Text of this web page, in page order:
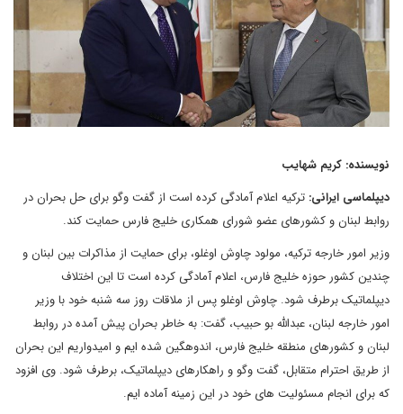
نویسنده: کریم شهایب
دیپلماسی ایرانی: ترکیه اعلام آمادگی کرده است از گفت وگو برای حل بحران در
روابط لبنان و کشورهای عضو شورای همکاری خلیج فارس حمایت کند.
وزیر امور خارجه ترکیه، مولود چاوش اوغلو، برای حمایت از مذاکرات بین لبنان و
چندین کشور حوزه خلیج فارس، اعلام آمادگی کرده است تا این اختلاف
دیپلماتیک برطرف شود. چاوش اوغلو پس از ملاقات روز سه شنبه خود با وزیر
امور خارجه لبنان، عبدالله بو حبیب، گفت: به خاطر بحران پیش آمده در روابط
لبنان و کشورهای منطقه خلیج فارس، اندوهگین شده ایم و امیدواریم این بحران
از طریق احترام متقابل، گفت وگو و راهکارهای دیپلماتیک، برطرف شود. وی افزود
که برای انجام مسئولیت های خود در این زمینه آماده ایم.